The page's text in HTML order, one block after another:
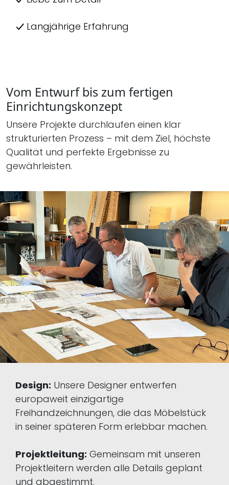
Langjährige Erfahrung
Vom Entwurf bis zum fertigen
Einrichtungskonzept
Unsere Projekte durchlaufen einen klar
strukturierten Prozess – mit dem Ziel, höchste
Qualität und perfekte Ergebnisse zu
gewährleisten.
Design: Unsere Designer entwerfen
europaweit einzigartige
Freihandzeichnungen, die das Möbelstück
in seiner späteren Form erlebbar machen.
Projektleitung: Gemeinsam mit unseren
Projektleitern werden alle Details geplant
und abgestimmt.